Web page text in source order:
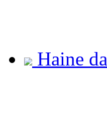
Haine